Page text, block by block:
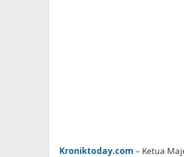
Kroniktoday.com – Ketua